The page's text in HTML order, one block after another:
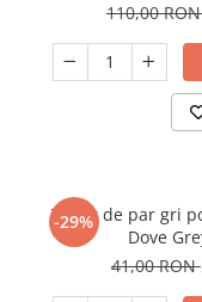
110,00
-29%
Toner de par gri
Dove
41,00 RON